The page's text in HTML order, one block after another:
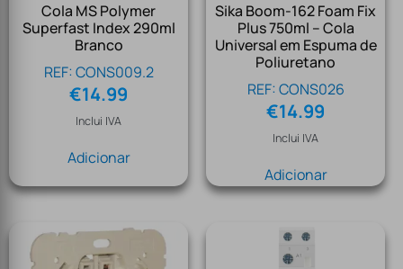
Cola MS Polymer
Superfast Index 290ml
Branco
REF: CONS009.2
€14.99
Inclui IVA
Adicionar
Sika Boom-162 Foam Fix
Plus 750ml – Cola
Universal em Espuma de
Poliuretano
REF: CONS026
€14.99
Inclui IVA
Adicionar